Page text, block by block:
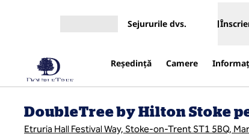
Sejururile dvs.
Reşedinţă Camere
DoubleTree by Hilton Stoke
Etruria Hall Festival Way, Stoke-on-Trent ST1 5BQ,